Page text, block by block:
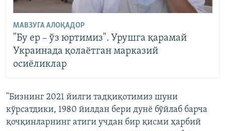
МАВЗУГА АЛОҚАДОР
"Бу ер – ўз юртимиз". Урушга қарамай
Украинада қолаётган марказий
осиёликлар
"Бизнинг 2021 йилги тадқиқотимиз шуни
кўрсатдики, 1980 йилдан бери дунё бўйлаб барча
қочқинларнинг атиги учдан бир қисми ҳарбий